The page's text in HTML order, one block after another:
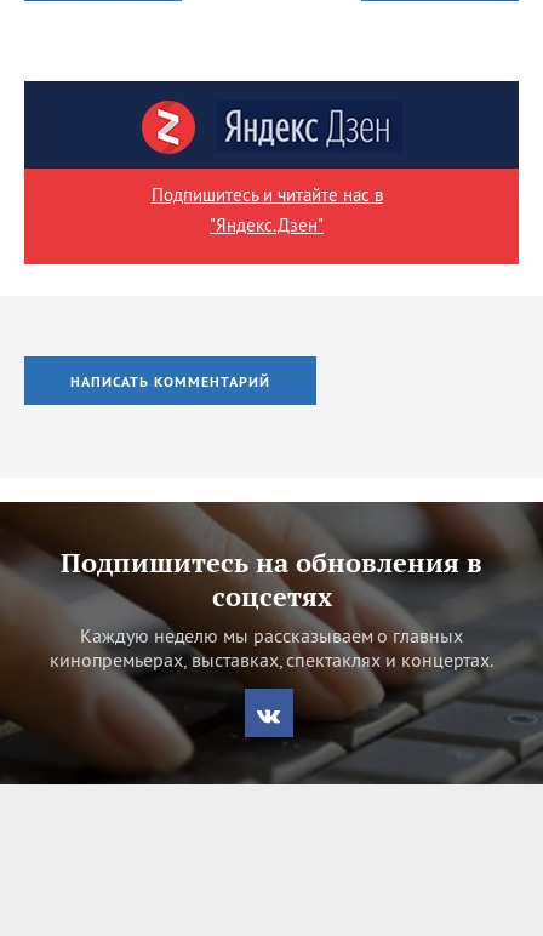
Подпишитесь и читайте нас в
"Яндекс.Дзен"
НАПИСАТЬ КОММЕНТАРИЙ
Подпишитесь на обновления в
соцсетях
Каждую неделю мы рассказываем о главных
кинопремьерах, выставках, спектаклях и концертах.